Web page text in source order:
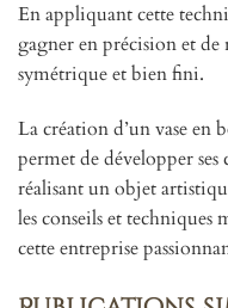
En appliquant cette
gagner en précision et de
symétrique et bien fini.
La création d’un vase en
permet de développer
réalisant un objet
les conseils et
cette entreprise